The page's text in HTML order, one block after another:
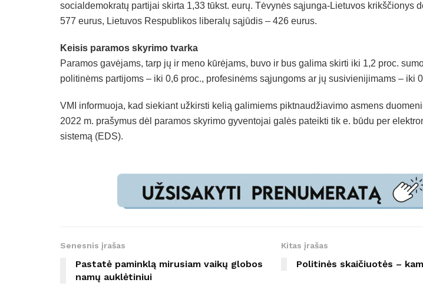
socialdemokratų partijai skirta 1,33 tūkst. eurų. Tėvynės sąjunga-Lietuvos krikščionys
577 eurus, Lietuvos Respublikos liberalų sąjūdis – 426 eurus.
Keisis paramos skyrimo tvarka
Paramos gavėjams, tarp jų ir meno kūrėjams, buvo ir bus galima skirti iki 1,2 proc.
politinėms partijoms – iki 0,6 proc., profesinėms sąjungoms ar jų susivienijimams – iki
VMI informuoja, kad siekiant užkirsti kelią galimiems piktnaudžiavimo asmens
2022 m. prašymus dėl paramos skyrimo gyventojai galės pateikti tik e. būdu per
sistemą (EDS).
Senesnis įrašas
Pastatė paminklą mirusiam vaikų globos
namų auklėtiniui
Kitas įrašas
Politinės skaičiuotės –